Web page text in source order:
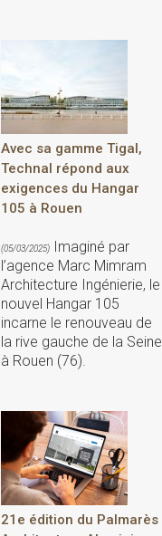
Avec sa gamme Tigal,
Technal répond aux
exigences du Hangar
105 à Rouen
(05/03/2025) Imaginé par
l’agence Marc Mimram
Architecture Ingénierie, le
nouvel Hangar 105
incarne le renouveau de
la rive gauche de la Seine
à Rouen (76).
21e édition du Palmarès